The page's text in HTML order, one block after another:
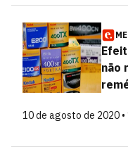
não
10 de agosto de 2020